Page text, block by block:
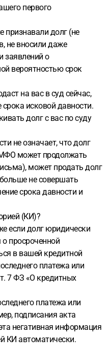
первого
признавали долг (не
не вносили даже
заявлений о
вероятностью срок
на вас в суд сейчас,
исковой давности.
долг с вас по суду
не означает, что долг
может продолжать
может продать долг
не совершать
срока давности и
(КИ)?
если долг юридически
просроченной
в вашей кредитной
платежа или
7 ФЗ «О кредитных
платежа или
подписания акта
негативная информация
КИ автоматически.